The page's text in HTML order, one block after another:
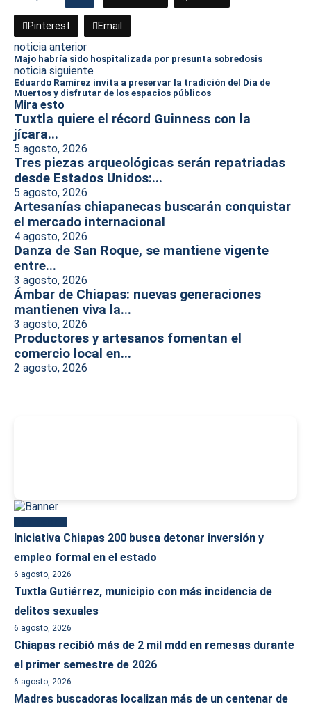
Pinterest Email
noticia anterior
Majo habría sido hospitalizada por presunta sobredosis
noticia siguiente
Eduardo Ramírez invita a preservar la tradición del Día de
Muertos y disfrutar de los espacios públicos
Mira esto
Tuxtla quiere el récord Guinness con la
jícara...
5 agosto, 2026
Tres piezas arqueológicas serán repatriadas
desde Estados Unidos:...
5 agosto, 2026
Artesanías chiapanecas buscarán conquistar
el mercado internacional
4 agosto, 2026
Danza de San Roque, se mantiene vigente
entre...
3 agosto, 2026
Ámbar de Chiapas: nuevas generaciones
mantienen viva la...
3 agosto, 2026
Productores y artesanos fomentan el
comercio local en...
2 agosto, 2026
Iniciativa Chiapas 200 busca detonar inversión y
empleo formal en el estado
6 agosto, 2026
Tuxtla Gutiérrez, municipio con más incidencia de
delitos sexuales
6 agosto, 2026
Chiapas recibió más de 2 mil mdd en remesas durante
el primer semestre de 2026
6 agosto, 2026
Madres buscadoras localizan más de un centenar de